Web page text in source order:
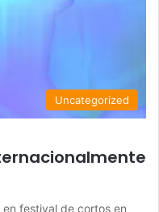
Uncategorized
festival de cortos en